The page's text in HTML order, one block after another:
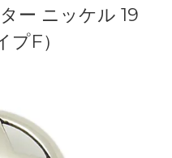
ー ニッケル 19
F）